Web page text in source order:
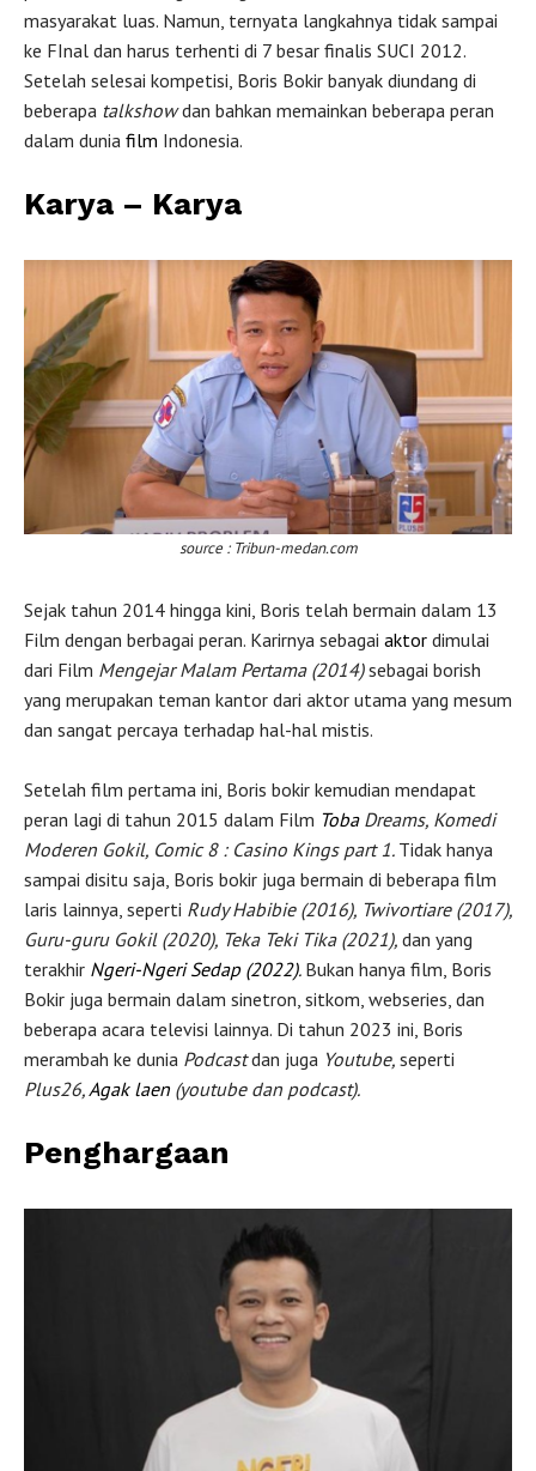
masyarakat luas. Namun, ternyata langkahnya tidak sampai
ke FInal dan harus terhenti di 7 besar finalis SUCI 2012.
Setelah selesai kompetisi, Boris Bokir banyak diundang di
beberapa talkshowdan bahkan memainkan beberapa peran
dalam dunia film Indonesia.
Karya – Karya
source : Tribun-medan.com
Sejak tahun 2014 hingga kini, Boris telah bermain dalam 13
Film dengan berbagai peran. Karirnya sebagai aktor dimulai
dari Film Mengejar Malam Pertama (2014)sebagai borish
yang merupakan teman kantor dari aktor utama yang mesum
dan sangat percaya terhadap hal-hal mistis.
Setelah film pertama ini, Boris bokir kemudian mendapat
peran lagi di tahun 2015 dalam Film TobaDreams, Komedi
Moderen Gokil, Comic 8 : Casino Kings part 1. Tidak hanya
sampai disitu saja, Boris bokir juga bermain di beberapa film
laris lainnya, seperti Rudy Habibie (2016), Twivortiare (2017),
Guru-guru Gokil (2020), Teka Teki Tika (2021), dan yang
terakhir Ngeri-Ngeri Sedap (2022). Bukan hanya film, Boris
Bokir juga bermain dalam sinetron, sitkom, webseries, dan
beberapa acara televisi lainnya. Di tahun 2023 ini, Boris
merambah ke dunia Podcastdan juga Youtube, seperti
Plus26, Agak laen (youtube dan podcast).
Penghargaan